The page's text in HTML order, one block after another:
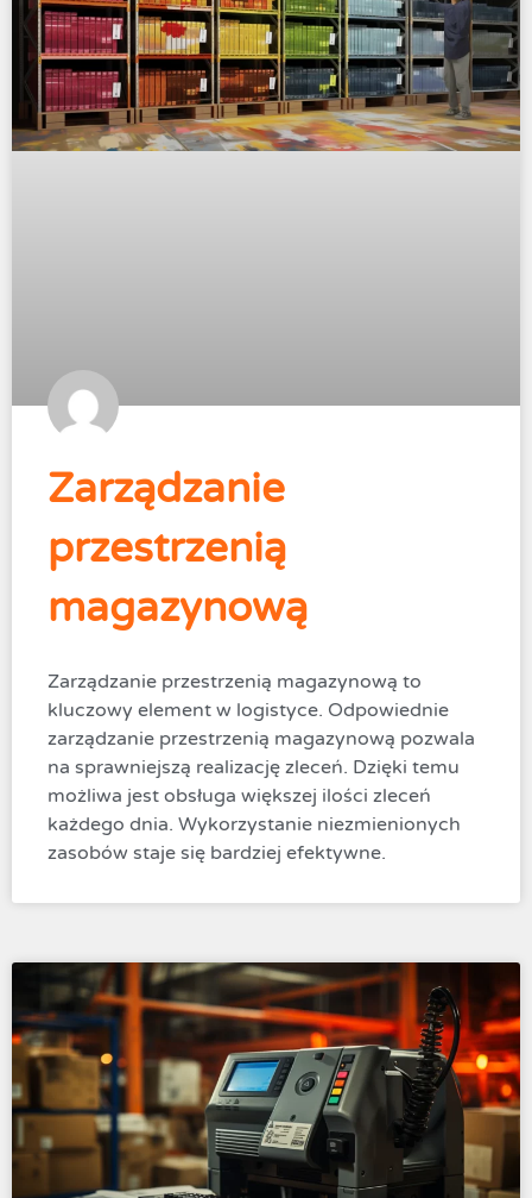
Zarządzanie
przestrzenią
magazynową
Zarządzanie przestrzenią magazynową to
kluczowy element w logistyce. Odpowiednie
zarządzanie przestrzenią magazynową pozwala
na sprawniejszą realizację zleceń. Dzięki temu
możliwa jest obsługa większej ilości zleceń
każdego dnia. Wykorzystanie niezmienionych
zasobów staje się bardziej efektywne.